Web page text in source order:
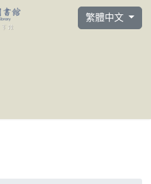
選擇你的語言
繁體中文